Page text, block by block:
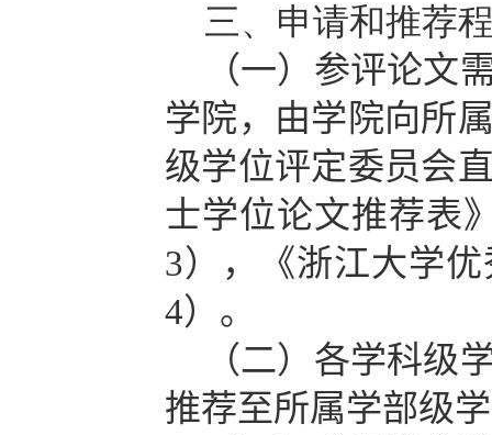
三、申请和推荐
（一） 参评论文
学院，由学院向所
级学位评定委员会
士学位论文推荐表
3），《浙江大学
4）。
（二） 各学科级
推荐至所属学部级